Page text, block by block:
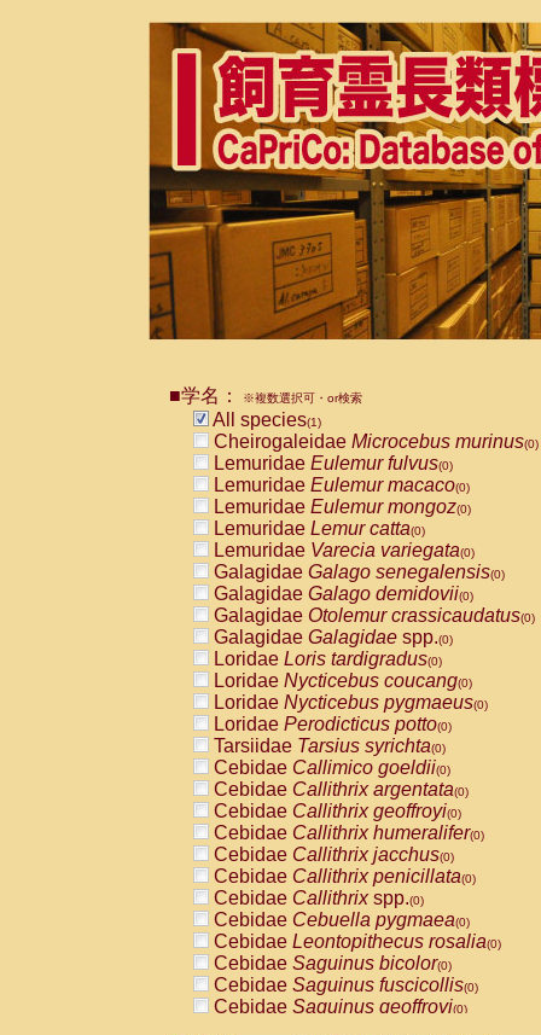
■学名： ※複数選択可・or検索
All species(1)
Cheirogaleidae Microcebus murinus(0)
Lemuridae Eulemur fulvus(0)
Lemuridae Eulemur macaco(0)
Lemuridae Eulemur mongoz(0)
Lemuridae Lemur catta(0)
Lemuridae Varecia variegata(0)
Galagidae Galago senegalensis(0)
Galagidae Galago demidovii(0)
Galagidae Otolemur crassicaudatus(0)
Galagidae Galagidae spp.(0)
Loridae Loris tardigradus(0)
Loridae Nycticebus coucang(0)
Loridae Nycticebus pygmaeus(0)
Loridae Perodicticus potto(0)
Tarsiidae Tarsius syrichta(0)
Cebidae Callimico goeldii(0)
Cebidae Callithrix argentata(0)
Cebidae Callithrix geoffroyi(0)
Cebidae Callithrix humeralifer(0)
Cebidae Callithrix jacchus(0)
Cebidae Callithrix penicillata(0)
Cebidae Callithrixspp.(0)
Cebidae Cebuella pygmaea(0)
Cebidae Leontopithecus rosalia(0)
Cebidae Saguinus bicolor(0)
Cebidae Saguinus fuscicollis(0)
Cebidae Saguinus geoffroyi(0)